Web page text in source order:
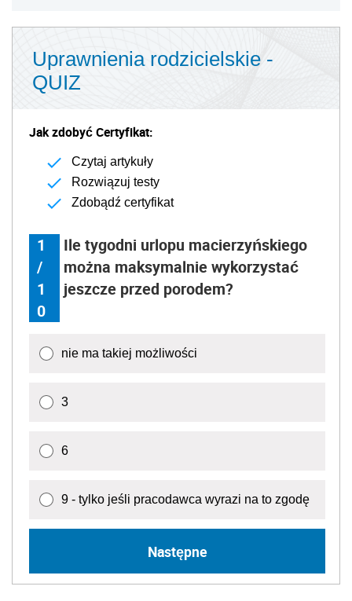
Uprawnienia rodzicielskie -
QUIZ
Jak zdobyć Certyfikat:
Czytaj artykuły
Rozwiązuj testy
Zdobądź certyfikat
1
/
1
0
Ile tygodni urlopu macierzyńskiego
można maksymalnie wykorzystać
jeszcze przed porodem?
nie ma takiej możliwości
3
6
9 - tylko jeśli pracodawca wyrazi na to zgodę
Następne